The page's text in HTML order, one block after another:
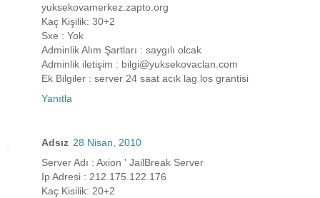
yuksekovamerkez.zapto.org
Kaç Kişilik: 30+2
Sxe : Yok
Adminlik Alım Şartları : saygılı olcak
Adminlik iletişim : bilgi@yuksekovaclan.com
Ek Bilgiler : server 24 saat acık lag los grantisi
Yanıtla
Adsız 28 Nisan, 2010
Server Adı : Axion ' JailBreak Server
Ip Adresi : 212.175.122.176
Kaç Kisilik: 20+2